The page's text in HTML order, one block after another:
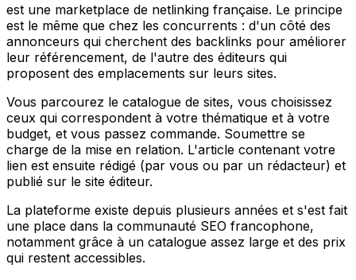
est une marketplace de netlinking française. Le principe
est le même que chez les concurrents : d'un côté des
annonceurs qui cherchent des backlinks pour améliorer
leur référencement, de l'autre des éditeurs qui
proposent des emplacements sur leurs sites.
Vous parcourez le catalogue de sites, vous choisissez
ceux qui correspondent à votre thématique et à votre
budget, et vous passez commande. Soumettre se
charge de la mise en relation. L'article contenant votre
lien est ensuite rédigé (par vous ou par un rédacteur) et
publié sur le site éditeur.
La plateforme existe depuis plusieurs années et s'est fait
une place dans la communauté SEO francophone,
notamment grâce à un catalogue assez large et des prix
qui restent accessibles.